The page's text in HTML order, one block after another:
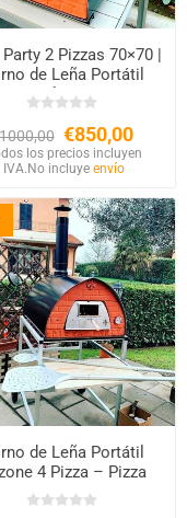
Party 2 Pizzas 70×70 |
de Leña Portátil
Italiano
€850,00
los precios incluyen
IVA.No incluyeenvío
de Leña Portátil
4 Pizza – Pizza
Party